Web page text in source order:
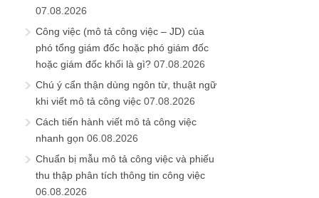
07.08.2026
Công việc (mô tả công việc – JD) của
phó tổng giám đốc hoặc phó giám đốc
hoặc giám đốc khối là gì? 07.08.2026
Chú ý cẩn thận dùng ngôn từ, thuật ngữ
khi viết mô tả công việc 07.08.2026
Cách tiến hành viết mô tả công việc
nhanh gọn 06.08.2026
Chuẩn bị mẫu mô tả công việc và phiếu
thu thập phân tích thông tin công việc
06.08.2026